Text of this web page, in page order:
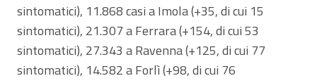
sintomatici), 11.868 casi a Imola (+35, di cui 15
sintomatici), 21.307 a Ferrara (+154, di cui 53
sintomatici), 27.343 a Ravenna (+125, di cui 77
sintomatici), 14.582 a Forlì (+98, di cui 76